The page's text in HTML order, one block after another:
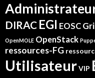
DIRAC EGI EOSC
OpenMOLE OpenStack
ressources-FG
UtilisateurVIP